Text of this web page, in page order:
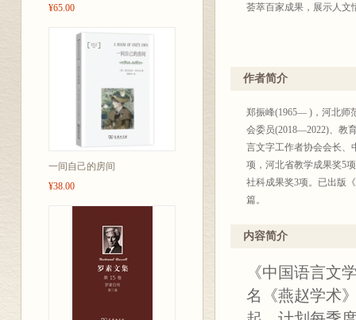
¥65.00
一间自己的房间
¥38.00
荟萃百家成果，展示人
作者简介
郑振峰(1965— )，河北师
会委员(2018—2022)、教
言文字工作者协会会长、
项，河北省教学成果奖5
社科成果奖3项。已出版
篇。
内容简介
《中国语言文
名《燕赵学术